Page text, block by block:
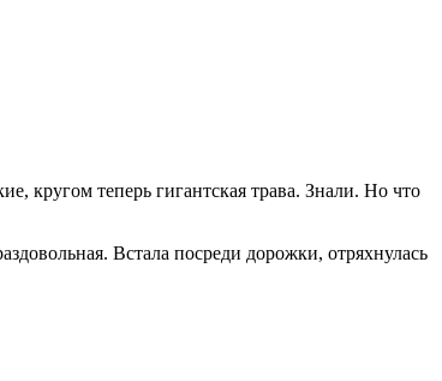
кругом теперь гигантская трава. Знали. Но что
Встала посреди дорожки, отряхнулась